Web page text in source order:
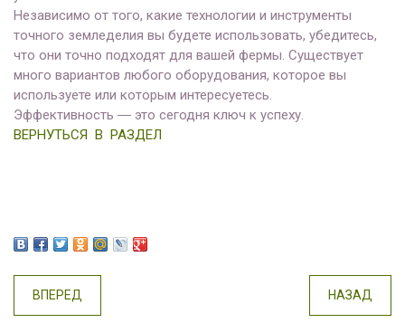
Независимо от того, какие технологии и инструменты
точного земледелия вы будете использовать, убедитесь,
что они точно подходят для вашей фермы. Существует
много вариантов любого оборудования, которое вы
используете или которым интересуетесь.
Эффективность ― это сегодня ключ к успеху.
ВЕРНУТЬСЯ В РАЗДЕЛ
ВПЕРЕД НАЗАД